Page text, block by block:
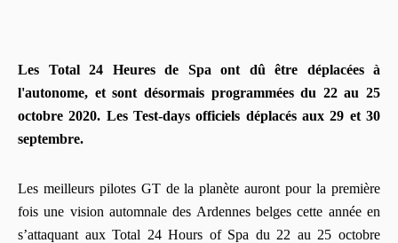
Les Total 24 Heures de Spa ont dû être déplacées à
l'autonome, et sont désormais programmées du 22 au 25
octobre 2020. Les Test-days officiels déplacés aux 29 et 30
septembre.
Les meilleurs pilotes GT de la planète auront pour la première
fois une vision automnale des Ardennes belges cette année en
s’attaquant aux Total 24 Hours of Spa du 22 au 25 octobre